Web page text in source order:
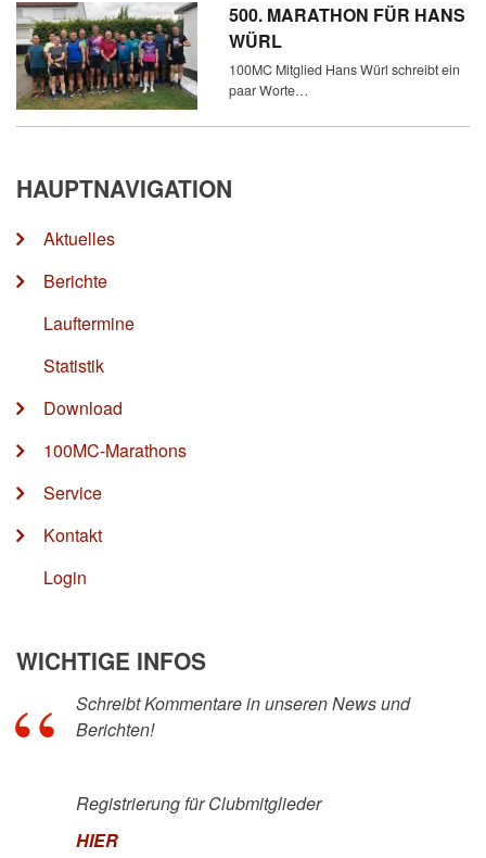
500. MARATHON FÜR HANS
WÜRL
100MC Mitglied Hans Würl schreibt ein
paar Worte…
HAUPTNAVIGATION
Aktuelles
Berichte
Lauftermine
Statistik
Download
100MC-Marathons
Service
Kontakt
Login
WICHTIGE INFOS
Schreibt Kommentare in unseren News und
Berichten!
Registrierung für Clubmitglieder
HIER